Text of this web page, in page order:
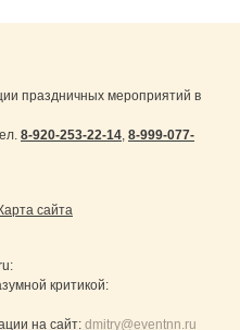
праздничных мероприятий в
8-920-253-22-14, 8-999-077-
Карта сайта
:
критикой:
на сайт: dmitry@eventnn.ru